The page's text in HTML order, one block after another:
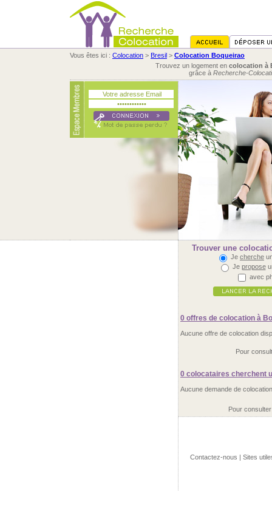
Vous êtes ici : Colocation > Bresil > Colocation Boqueirao
Trouvez un logement en colocation à
grâce à Recherche-
Trouver une
Je cherche
Je propose
avec
0 offres de colocation à
Aucune offre de colocation
Pour
0 colocataires cherchent
Aucune demande de
Pour
Contactez-nous | Sites